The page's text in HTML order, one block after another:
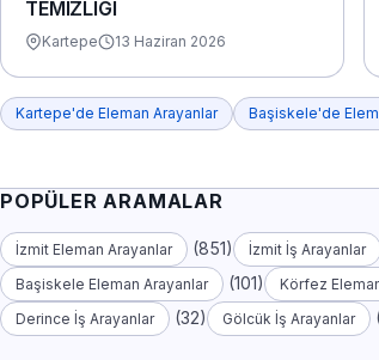
TEMİZLİĞİ
Kartepe 13 Haziran 2026
Kartepe'de Eleman Arayanlar Başiskele'de
POPÜLER ARAMALAR
İzmit Eleman Arayanlar (851) İzmit İş Arayanlar
Başiskele Eleman Arayanlar (101) Körfez
Derince İş Arayanlar (32) Gölcük İş Arayanlar